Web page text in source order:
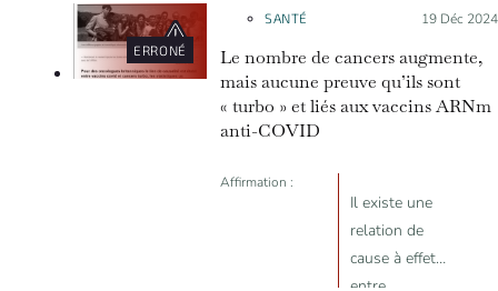
ERRONÉ
SANTÉ Posté le :
19 Déc 2024
Le nombre de cancers augmente,
mais aucune preuve qu’ils sont
« turbo » et liés aux vaccins ARNm
anti-COVID
Affirmation :
Il existe une
relation de
cause à effet
entre